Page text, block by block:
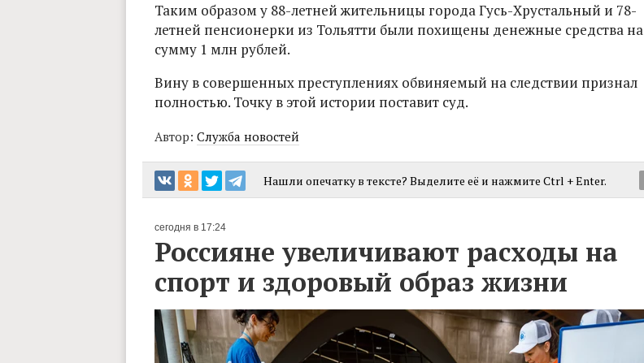
Таким образом у 88-летней жительницы города Гусь-Хрустальный и 78-
летней пенсионерки из Тольятти были похищены денежные средства на
сумму 1 млн рублей.
Вину в совершенных преступлениях обвиняемый на следствии признал
полностью. Точку в этой истории поставит суд.
Автор: Служба новостей
Нашли опечатку в тексте? Выделите её и нажмите Ctrl + Enter.
сегодня в 17:24
Россияне увеличивают расходы на
спорт и здоровый образ жизни